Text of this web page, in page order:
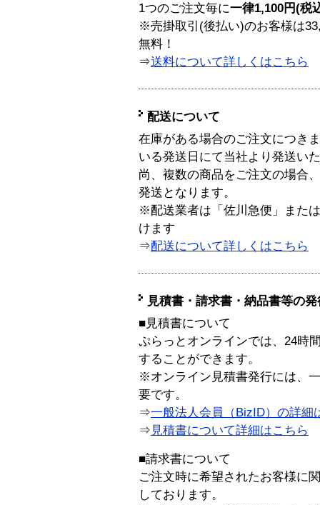
1つのご注文毎に一律1,100円(税
※売掛取引(後払い)のお客様は
無料！
⇒送料について詳しくはこちら
配送について
在庫がある場合のご注文につき
いる発送日にて当社より発送い
尚、複数の商品をご注文の場合
発送となります。
※配送業者は「佐川急便」また
けます
⇒配送について詳しくはこちら
見積書・請求書・納品書等の
■見積書について
ぷらっとオンラインでは、24時
することができます。
※オンライン見積書発行には、
要です。
⇒一般法人会員（BizID）の詳細
⇒ 見積書について詳細はこちら
■請求書について
ご注文時に希望されたお客様に
しております。